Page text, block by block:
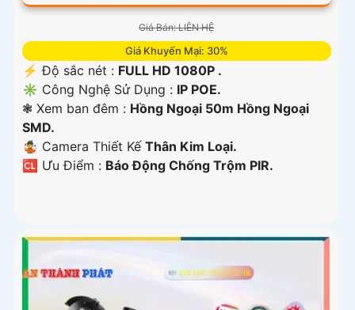
Giá Bán: LIÊN HỆ
Giá Khuyến Mại: 30%
️⚡ Độ sắc nét : FULL HD 1080P .
✳️ Công Nghệ Sử Dụng : IP POE.
❃ Xem ban đêm : Hồng Ngoại 50m Hồng Ngoại
SMD.
🤹 Camera Thiết Kế Thân Kim Loại.
️🆑 Ưu Điểm : Báo Động Chống Trộm PIR.